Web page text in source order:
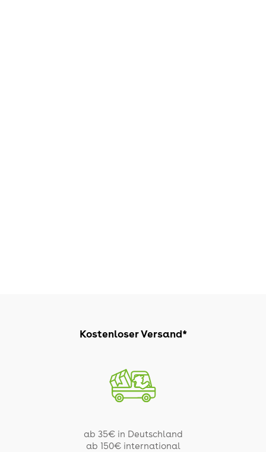
Kostenloser Versand*
ab 35€ in Deutschland
ab 150€ international